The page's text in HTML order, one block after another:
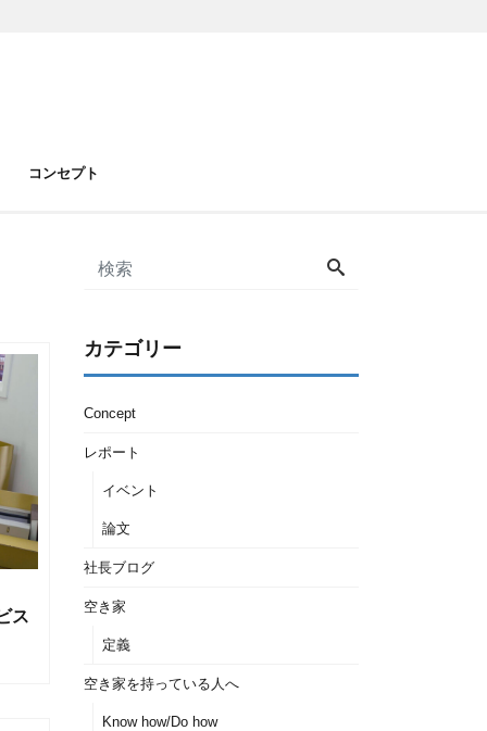
コンセプト
ス
カテゴリー
Concept
レポート
イベント
論文
社長ブログ
空き家
定義
空き家を持っている人へ
Know how/Do how